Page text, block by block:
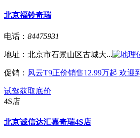
北京福铃奇瑞
电话： 84475931
地址： 北京市石景山区古城大...
促销： 风云T9正价销售12.99万起 欢迎
试驾获取底价
4S店
北京诚信达汇嘉奇瑞4S店